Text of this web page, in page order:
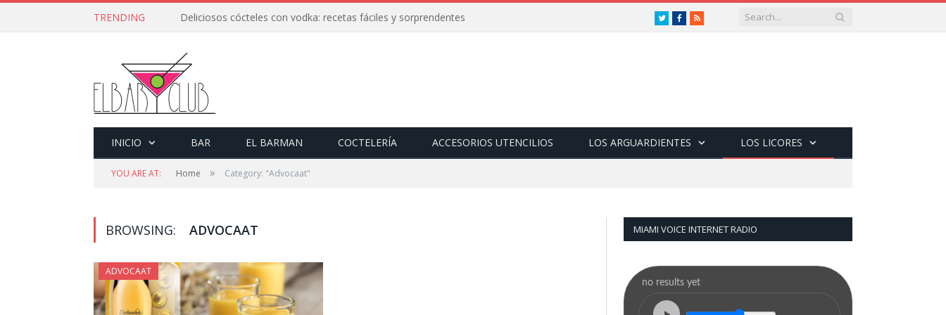
TRENDING Deliciosos cócteles con vodka: recetas fáciles y sorprendentes TwitterFacebook
RSS
INICIO BAR EL BARMAN COCTELERÍA ACCESORIOS UTENCILIOS LOS ARGUARDIENTES LOS LICORES
YOU ARE AT: Home » Category: "Advocaat"
BROWSING: ADVOCAAT
ADVOCAAT
MIAMI VOICE INTERNET RADIO